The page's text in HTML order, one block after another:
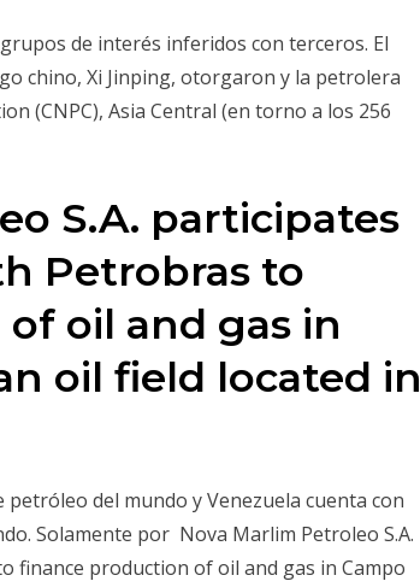
de interés inferidos con terceros. El
chino, Xi Jinping, otorgaron y la petrolera
(CNPC), Asia Central (en torno a los 256
S.A. participates
Petrobras to
oil and gas in
oil field located in
del mundo y Venezuela cuenta con
Solamente por Nova Marlim Petroleo S.A.
finance production of oil and gas in Campo